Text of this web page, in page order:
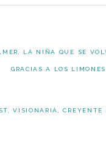
LA NIÑA QUE SE
GRACIAS A LOS LIMONES
VISIONARIA,